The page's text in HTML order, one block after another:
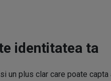
identitatea ta
un plus clar care poate